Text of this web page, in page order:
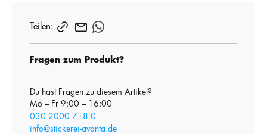
Teilen:
Fragen zum Produkt?
Du hast Fragen zu diesem Artikel?
Mo – Fr 9:00 – 16:00
030 2000 718 0
info@stickerei-avanta.de